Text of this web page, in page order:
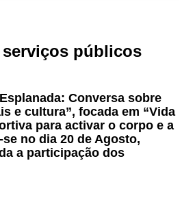
públicos
Conversa sobre
e cultura”, focada em “Vida
para activar o corpo e a
se no dia 20 de Agosto,
a participação dos